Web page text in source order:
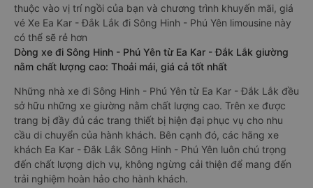
thuộc vào vị trí ngồi của bạn và chương trình khuyến mãi, giá
vé Xe Ea Kar - Đắk Lắk đi Sông Hinh - Phú Yên limousine này
có thể sẽ rẻ hơn
Dòng xe đi Sông Hinh - Phú Yên từ Ea Kar - Đắk Lắk giường
nằm chất lượng cao: Thoải mái, giá cả tốt nhất
Những nhà xe đi Sông Hinh - Phú Yên từ Ea Kar - Đắk Lắk đều
sở hữu những xe giường nằm chất lượng cao. Trên xe được
trang bị đầy đủ các trang thiết bị hiện đại phục vụ cho nhu
cầu di chuyển của hành khách. Bên cạnh đó, các hãng xe
khách Ea Kar - Đắk Lắk Sông Hinh - Phú Yên luôn chú trọng
đến chất lượng dịch vụ, không ngừng cải thiện để mang đến
trải nghiệm hoàn hảo cho hành khách.